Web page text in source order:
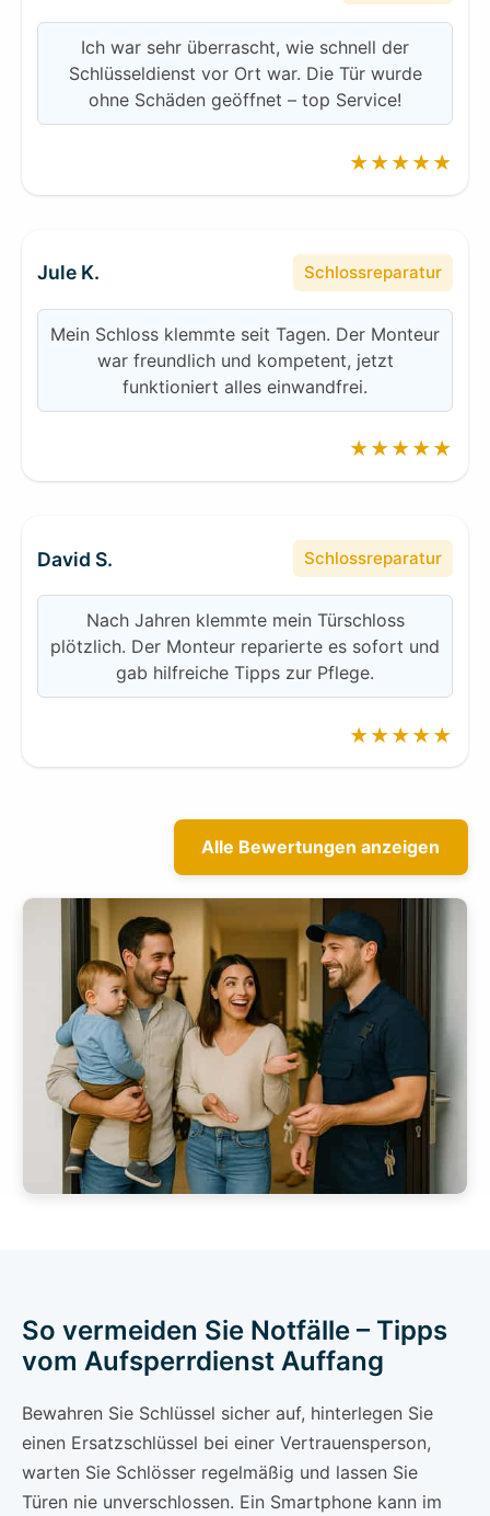
Ich war sehr überrascht, wie schnell der
Schlüsseldienst vor Ort war. Die Tür wurde
ohne Schäden geöffnet – top Service!
★★★★★
Jule K. Schlossreparatur
Mein Schloss klemmte seit Tagen. Der Monteur
war freundlich und kompetent, jetzt
funktioniert alles einwandfrei.
★★★★★
David S. Schlossreparatur
Nach Jahren klemmte mein Türschloss
plötzlich. Der Monteur reparierte es sofort und
gab hilfreiche Tipps zur Pflege.
★★★★★
Alle Bewertungen anzeigen
So vermeiden Sie Notfälle – Tipps
vom Aufsperrdienst Auffang
Bewahren Sie Schlüssel sicher auf, hinterlegen Sie
einen Ersatzschlüssel bei einer Vertrauensperson,
warten Sie Schlösser regelmäßig und lassen Sie
Türen nie unverschlossen. Ein Smartphone kann im